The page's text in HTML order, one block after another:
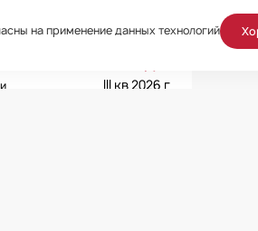
Ворота
III кв 2026 г
на применение данных технологий